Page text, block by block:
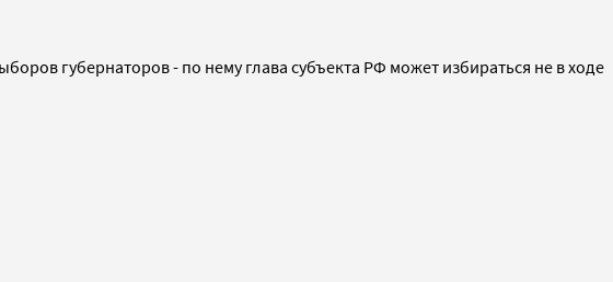
губернаторов - по нему глава субъекта РФ может избираться не в ходе